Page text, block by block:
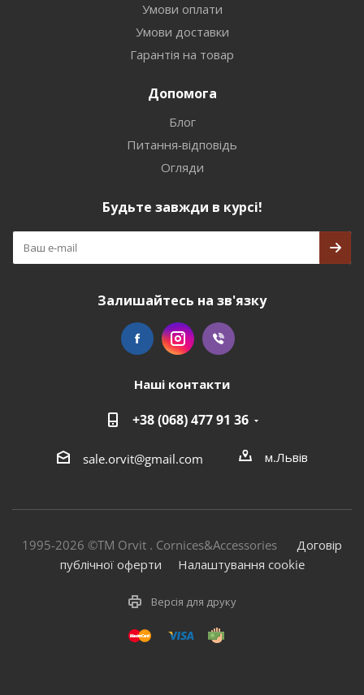
Умови оплати
Умови доставки
Гарантія на товар
Допомога
Блог
Питання-відповідь
Огляди
Будьте завжди в курсі!
Залишайтесь на зв'язку
Наші контакти
+38 (068) 477 91 36
sale.orvit@gmail.com м.Львів
1995-2026 ©TM Orvit . Cornices&Accessories Договір
публічної оферти
Налаштування cookie
Версія для друку